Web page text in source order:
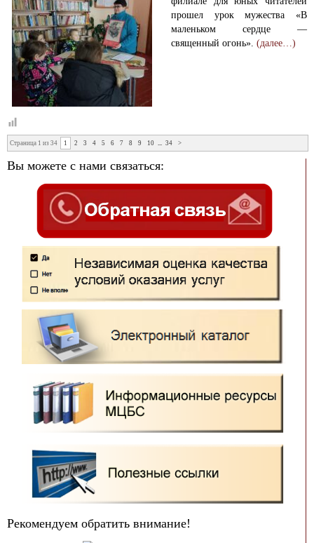
прошел урок мужества «В
маленьком сердце —
священный огонь».(далее…)
Страница 1 из 34 1 2 3 4 5 6 7 8 9 10 34 >
Вы можете с нами связаться:
Рекомендуем обратить внимание!